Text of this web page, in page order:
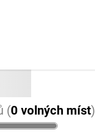
(0 volných míst)